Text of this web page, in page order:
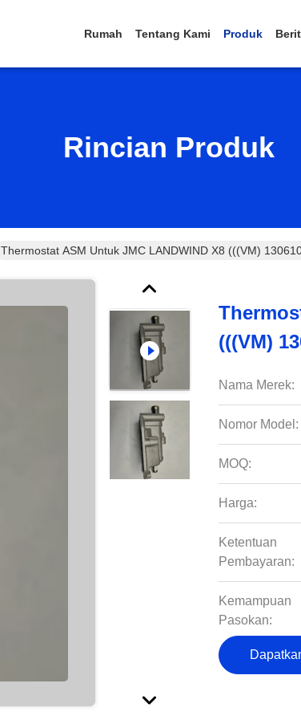
Rumah Tentang Kami Produk
Rincian Produk
Thermostat ASM Untuk JMC LANDWIND X8 (((VM)
(((VM)
Nama Merek:
Nomor Model:
MOQ:
Harga:
Ketentuan
Pembayaran:
Kemampuan
Pasokan: